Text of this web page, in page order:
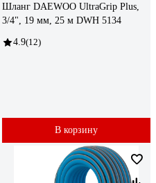
Шланг DAEWOO UltraGrip Plus,
3/4", 19 мм, 25 м DWH 5134
4.9(12)
В корзину